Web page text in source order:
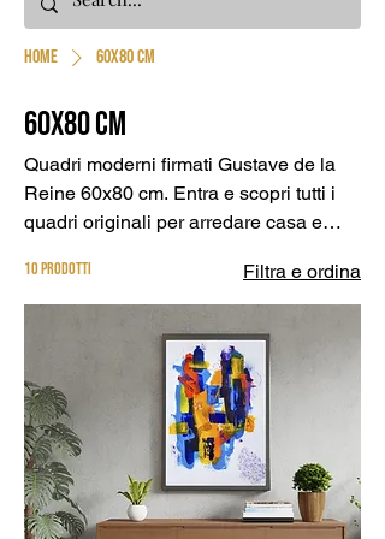
Home 60x80 cm
60x80 cm
Quadri moderni firmati Gustave de la
Reine 60x80 cm. Entra e scopri tutti i
quadri originali per arredare casa e
10 prodotti Filtra e ordina